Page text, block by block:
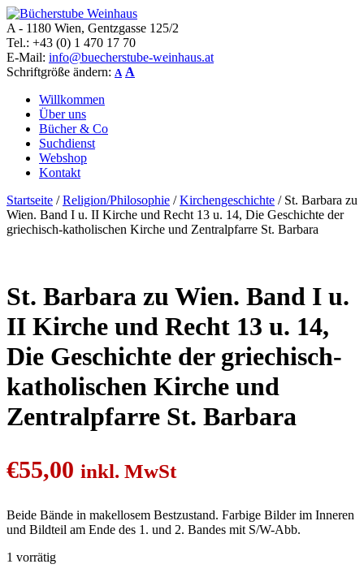
Bücherstube Weinhaus
Verkauf von seltenen antiquarischen und alten, teilweise noch
verlagsneuen Bücher.
A - 1180 Wien, Gentzgasse 125/2
Tel.: +43 (0) 1 470 17 70
E-Mail: info@buecherstube-weinhaus.at
Schriftgröße ändern: A A
Willkommen
Über uns
Bücher & Co
Suchdienst
Webshop
Kontakt
Startseite /Religion/Philosophie /Kirchengeschichte / St. Barbara zu
Wien. Band I u. II Kirche und Recht 13 u. 14, Die Geschichte der
griechisch-katholischen Kirche und Zentralpfarre St. Barbara
St. Barbara zu Wien. Band I u.
II Kirche und Recht 13 u. 14,
Die Geschichte der griechisch-
katholischen Kirche und
Zentralpfarre St. Barbara
€55,00 inkl. MwSt
Beide Bände in makellosem Bestzustand. Farbige Bilder im Inneren
und Bildteil am Ende des 1. und 2. Bandes mit S/W-Abb.
1 vorrätig